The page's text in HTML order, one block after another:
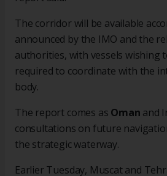
The corridor will be available
announced by the IMO and the
authorities, with vessels wishing
required to coordinate with the
body.
The report comes as Oman and
consultations on future
the strategic waterway.
Earlier Tuesday, Muscat and